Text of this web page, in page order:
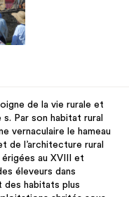
de la vie rurale et
Par son habitat rural
vernaculaire le hameau
de l’architecture rural
au XVIII et
éleveurs dans
des habitats plus